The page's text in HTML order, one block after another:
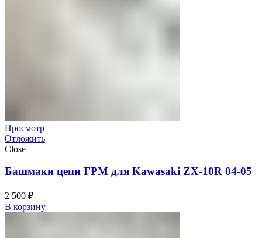
Просмотр
Отложить
Close
Башмаки цепи ГРМ для Kawasaki ZX-10R 04-05
2 500 ₽
В корзину